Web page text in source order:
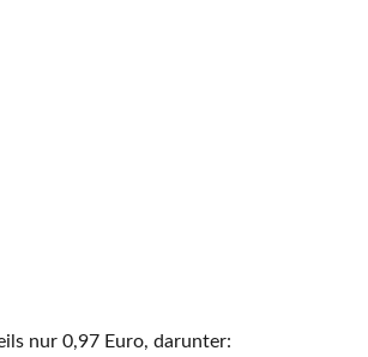
nur 0,97 Euro, darunter: